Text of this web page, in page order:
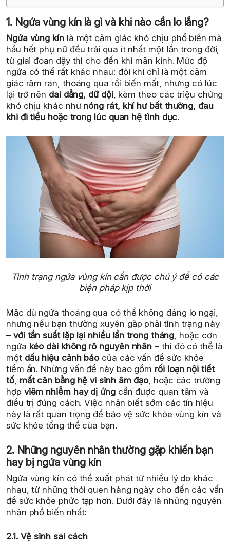
1. Ngứa vùng kín là gì và khi nào cần lo lắng?
Ngứa vùng kínlà một cảm giác khó chịu phổ biến mà
hầu hết phụ nữ đều trải qua ít nhất một lần trong đời,
từ giai đoạn dậy thì cho đến khi mãn kinh. Mức độ
ngứa có thể rất khác nhau: đôi khi chỉ là một cảm
giác râm ran, thoáng qua rồi biến mất, nhưng có lúc
lại trở nên dai dẳng, dữ dội, kèm theo các triệu chứng
khó chịu khác như nóng rát, khí hư bất thường, đau
khi đi tiểu hoặc trong lúc quan hệ tình dục.
Tình trạng ngứa vùng kín cần được chú ý để có các
biện pháp kịp thời
Mặc dù ngứa thoáng qua có thể không đáng lo ngại,
nhưng nếu bạn thường xuyên gặp phải tình trạng này
– với tần suất lặp lại nhiều lần trong tháng , hoặc cơn
ngứa kéo dài không rõ nguyên nhân – thì đó có thể là
một dấu hiệu cảnh báocủa các vấn đề sức khỏe
tiềm ẩn. Những vấn đề này bao gồm rối loạn nội tiết
tố, mất cân bằng hệ vi sinh âm đạo, hoặc các trường
hợp viêm nhiễm hay dị ứngcần được quan tâm và
điều trị đúng cách. Việc nhận biết sớm các tín hiệu
này là rất quan trọng để bảo vệ sức khỏe vùng kín và
sức khỏe tổng thể của bạn.
2. Những nguyên nhân thường gặp khiến bạn
hay bị ngứa vùng kín
Ngứa vùng kín có thể xuất phát từ nhiều lý do khác
nhau, từ những thói quen hàng ngày cho đến các vấn
đề sức khỏe phức tạp hơn. Dưới đây là những nguyên
nhân phổ biến nhất:
2.1. Vệ sinh sai cách